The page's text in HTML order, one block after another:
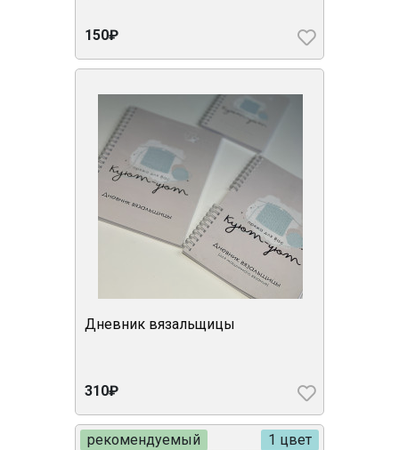
150₽
Дневник вязальщицы
310₽
рекомендуемый 1 цвет